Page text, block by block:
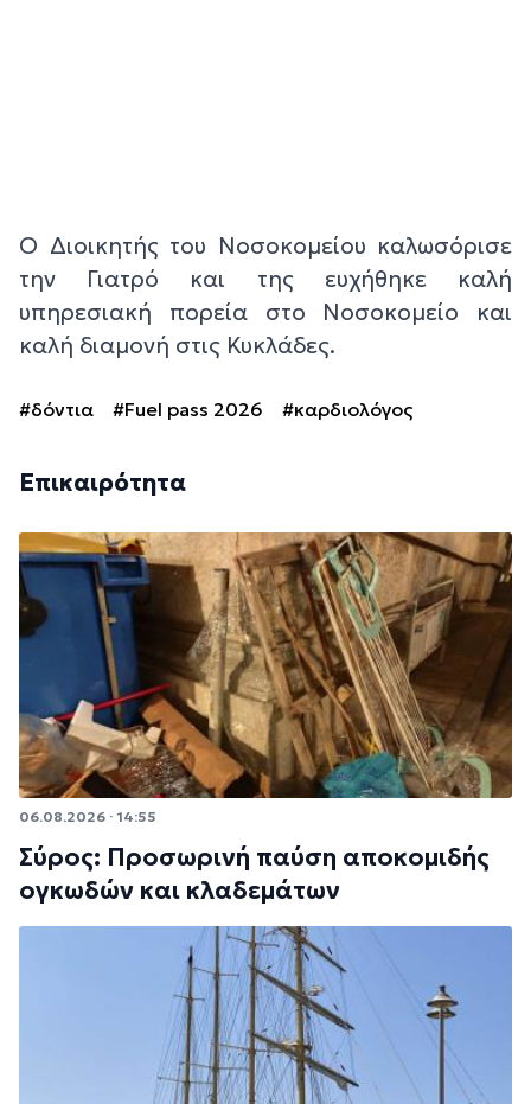
Ο Διοικητής του Νοσοκομείου καλωσόρισε
την Γιατρό και της ευχήθηκε καλή
υπηρεσιακή πορεία στο Νοσοκομείο και
καλή διαμονή στις Κυκλάδες.
#δόντια #Fuel pass 2026 #καρδιολόγος
Επικαιρότητα
06.08.2026 · 14:55
Σύρος: Προσωρινή παύση αποκομιδής
ογκωδών και κλαδεμάτων